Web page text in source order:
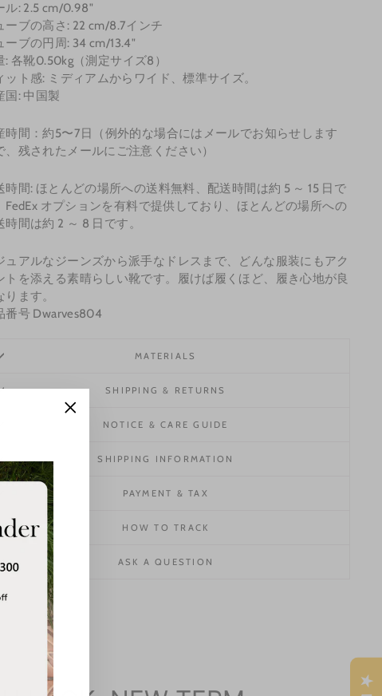
ル: 2.5 cm/0.98"
ーブの高さ: 22 cm/8.7インチ
ーブの円周: 34 cm/13.4"
: 各靴0.50kg（測定サイズ8）
ット感: ミディアムからワイド、標準サイズ。
国: 中国製
時間：約5〜7日（例外的な場合にはメールでお知らせします
、残されたメールにご注意ください）
時間: ほとんどの場所への送料無料、配送時間は約 5 ～ 15 日で
FedEx オプションを有料で提供しており、ほとんどの場所への
時間は約 2 ～ 8 日です。
ュアルなジーンズから派手なドレスまで、どんな服装にもアク
トを添える素晴らしい靴です。履けば履くほど、履き心地が良
ります。
番号 Dwarves804
MATERIALS
SHIPPING & RETURNS
NOTICE & CARE GUIDE
SHIPPING INFORMATION
PAYMENT & TAX
HOW TO TRACK
ASK A QUESTION